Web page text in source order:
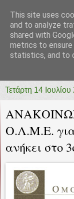
"ΠΡΩΤΟΤΥΠΙΑ"
Τετάρτη 14
Ο.Λ.Μ.Ε. για
ανήκει στο
This site uses
and to analyze
shared with
metrics to
statistics, and to